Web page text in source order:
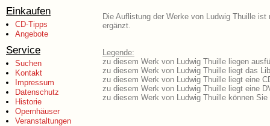
Einkaufen
CD-Tipps
Angebote
Service
Suchen
Kontakt
Impressum
Datenschutz
Historie
Opernhäuser
Veranstaltungen
Die Auflistung der Werke von Ludwig Thuille
ergänzt.
Legende:
zu diesem Werk von Ludwig Thuille liegen
zu diesem Werk von Ludwig Thuille liegt das
zu diesem Werk von Ludwig Thuille liegt eine
zu diesem Werk von Ludwig Thuille liegt eine
zu diesem Werk von Ludwig Thuille können